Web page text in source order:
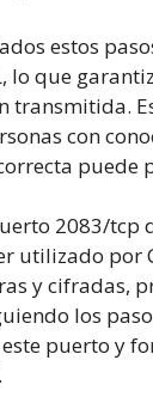
estos
lo que
transmitida.
con
puede
2083/tcp
utilizado por
y cifradas,
los
puerto y